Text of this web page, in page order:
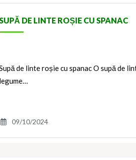
DE LINTE ROȘIE CU SPANAC
de linte roșie cu spanac O supă de
legume…
09/10/2024